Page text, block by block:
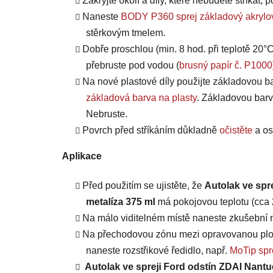
Naneste BODY P360 sprej základový
stěrkovým tmelem.
Dobře proschlou (min. 8 hod. při teplotě
přebruste pod vodou (brusný papír č. P1000
Na nové plastové díly použijte základovou
základová barva na plasty. Základovou
Nebruste.
Povrch před stříkáním důkladně očistěte a
Aplikace
Před použitím se ujistěte, že Autolak ve
metalíza 375 ml má pokojovou teplotu (cca
Na málo viditelném místě naneste
Na přechodovou zónu mezi opravovanou
naneste rozstřikové ředidlo, např. MoTip
Autolak ve spreji Ford odstín ZDAI